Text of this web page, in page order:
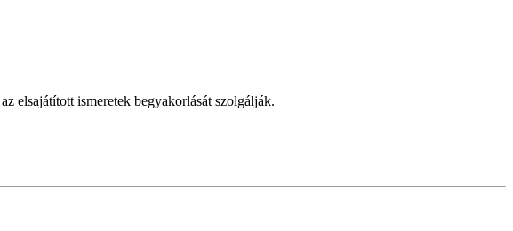
elsajátított ismeretek begyakorlását szolgálják.